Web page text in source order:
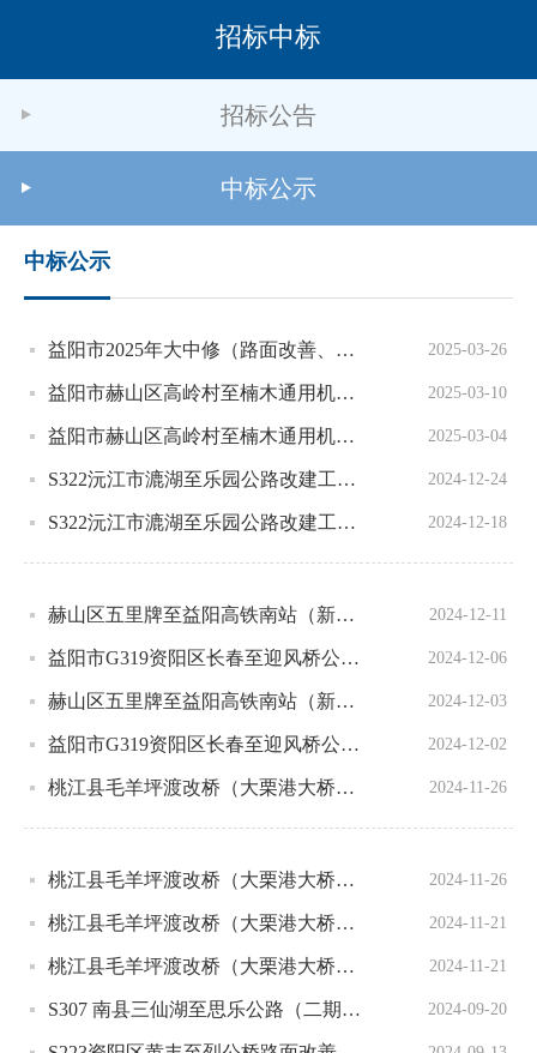
招标中标
招标公告
中标公示
中标公示
益阳市2025年大中修（路面改善、灾毁重建）工程S标段勘察设计中标候选人公示 2025-03-26
益阳市赫山区高岭村至楠木通用机场公路工程（一期）A标段设计施工总承包招标中标结果公告 2025-03-10
益阳市赫山区高岭村至楠木通用机场公路工程（一期）A标段设计施工总承包招标中标候选人公示 2025-03-04
S322沅江市漉湖至乐园公路改建工程B标段中标结果公示 2024-12-24
S322沅江市漉湖至乐园公路改建工程B标段中标候选人公示 2024-12-18
赫山区五里牌至益阳高铁南站（新市渡）公路绕城高速至新市渡段（K12+260-K16+428）公路工程D标段设计施工总承包招标中标结果公告 2024-12-11
益阳市G319资阳区长春至迎风桥公路A标段施工中标结果公示 2024-12-06
赫山区五里牌至益阳高铁南站（新市渡）公路绕城高速至新市渡段（K12+260-K16+428)公路工程D标段设计施工总承包招标中标候选人公示 2024-12-03
益阳市G319资阳区长春至迎风桥公路A标段施工中标候选人公示表 2024-12-02
桃江县毛羊坪渡改桥（大栗港大桥）工程A标段中标结果公告 2024-11-26
桃江县毛羊坪渡改桥（大栗港大桥）工程施工监理J标段中标结果公告 2024-11-26
桃江县毛羊坪渡改桥（大栗港大桥）工程A标段中标候选人公示 2024-11-21
桃江县毛羊坪渡改桥（大栗港大桥）工程施工监理J标段中标候选人公示 2024-11-21
S307 南县三仙湖至思乐公路（二期）工程A标段中标结果公示 2024-09-20